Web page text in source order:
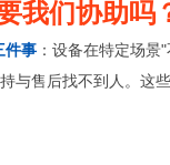
我们协助吗
件事 ：设备在特定场景
与售后找不到人。这